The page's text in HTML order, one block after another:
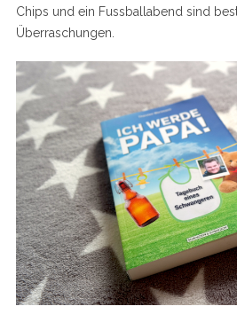
Chips und ein Fussballabend sind
Überraschungen.
: